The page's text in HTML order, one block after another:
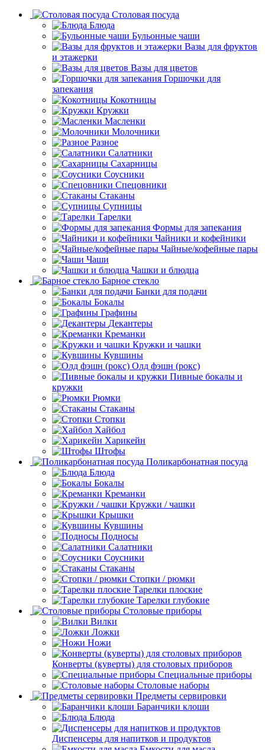
Столовая посуда
Блюда
Бульонные чаши
Вазы для фруктов
и этажерки
Вазы для цветов
Горшочки для
запекания
Кокотницы
Кружки
Масленки
Молочники
Разное
Салатники
Сахарницы
Соусники
Спецовники
Стаканы
Супницы
Тарелки
Формы для запекания
Чайники и кофейники
Чайные/кофейные пары
Чаши
Чашки и блюдца
Барное стекло
Банки для подачи
Бокалы
Графины
Декантеры
Креманки
Кружки и чашки
Кувшины
Олд фэшн (рокс)
Пивные бокалы и
кружки
Рюмки
Стаканы
Стопки
Хайбол
Харикейн
Штофы
Поликарбонатная посуда
Блюда
Бокалы
Креманки
Кружки / чашки
Крышки
Кувшины
Подносы
Салатники
Соусники
Стаканы
Стопки / рюмки
Тарелки плоские
Тарелки глубокие
Столовые приборы
Вилки
Ложки
Ножи
Конверты (куверты) для столовых приборов
Специальные приборы
Столовые наборы
Предметы сервировки
Баранчики клоши
Блюда
Диспенсеры для напитков и продуктов